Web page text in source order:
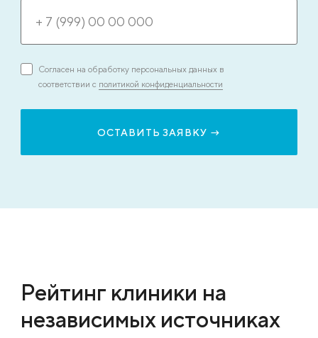
Согласен на обработку персональных данных в
соответствии с политикой конфиденциальности
Рейтинг клиники на
независимых источниках